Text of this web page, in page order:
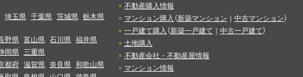
埼玉県 千葉県 茨城県
栃木県
野県 富山県 石川県
福井県
岡県
三重県
都府 滋賀県 奈良県
和歌山県
不動産購入情報
マンション購入 （新築マンション ｜ 中古マンション）
一戸建て購入 （新築一戸建て ｜ 中古一戸建て）
土地購入
不動産会社・不動産屋情報
マンション情報